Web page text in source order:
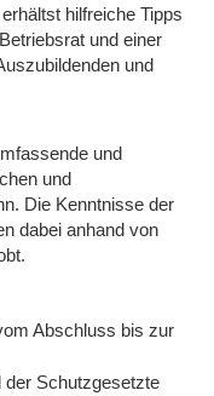
hilfreiche Tipps
und einer
und
und
und
Die Kenntnisse der
dabei anhand von
Abschluss bis zur
der Schutzgesetzte